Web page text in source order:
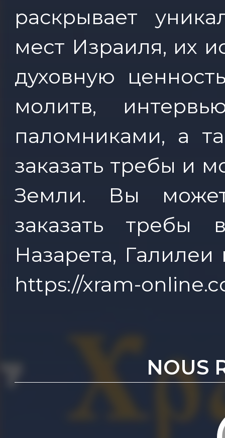
раскрывает
мест Израиля, их
духовную
молитв,
паломниками, а
заказать требы и
Земли. Вы
заказать требы
Назарета,
https://xram-
NOUS